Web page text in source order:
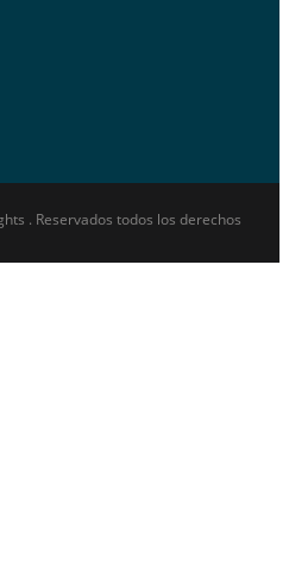
. Reservados todos los derechos